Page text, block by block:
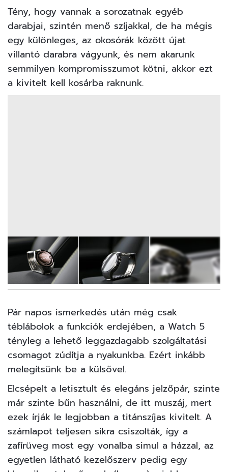
Tény, hogy vannak a sorozatnak egyéb
darabjai, szintén menő szíjakkal, de ha mégis
egy különleges, az okosórák között újat
villantó darabra vágyunk, és nem akarunk
semmilyen kompromisszumot kötni, akkor ezt
a kivitelt kell kosárba raknunk.
Pár napos ismerkedés után még csak
téblábolok a funkciók erdejében, a Watch 5
tényleg a lehető leggazdagabb szolgáltatási
csomagot zúdítja a nyakunkba. Ezért inkább
melegítsünk be a külsővel.
Elcsépelt a letisztult és elegáns jelzőpár, szinte
már szinte bűn használni, de itt muszáj, mert
ezek írják le legjobban a titánszíjas kivitelt. A
számlapot teljesen síkra csiszolták, így a
zafírüveg most egy vonalba simul a házzal, az
egyetlen látható kezelőszerv pedig egy